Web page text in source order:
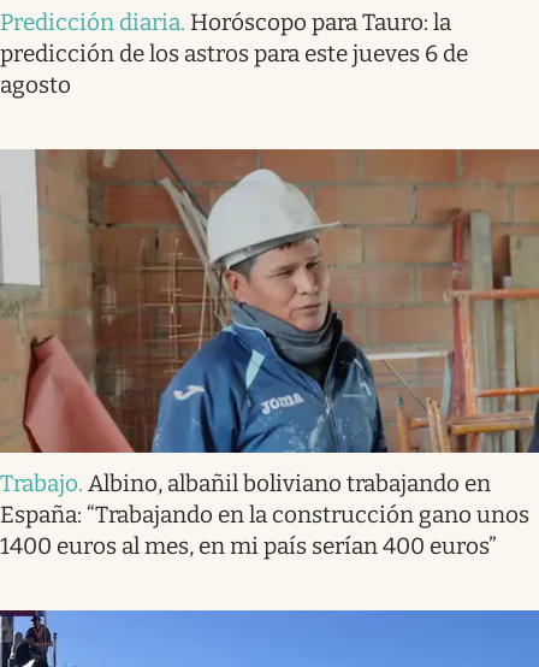
Predicción diaria. Horóscopo para Tauro: la
predicción de los astros para este jueves 6 de
agosto
Trabajo. Albino, albañil boliviano trabajando en
España: “Trabajando en la construcción gano unos
1400 euros al mes, en mi país serían 400 euros”